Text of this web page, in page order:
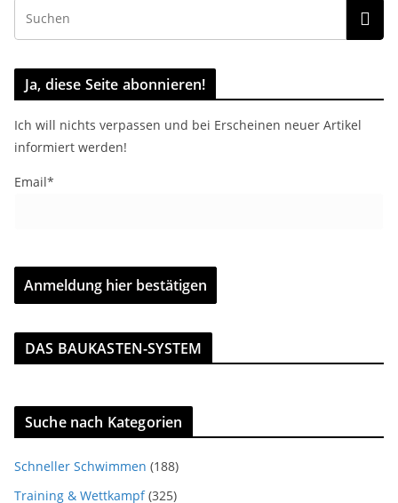
Ja, diese Seite abonnieren!
Ich will nichts verpassen und bei Erscheinen neuer Artikel
informiert werden!
Email*
DAS BAUKASTEN-SYSTEM
Suche nach Kategorien
Schneller Schwimmen (188)
Training & Wettkampf(325)